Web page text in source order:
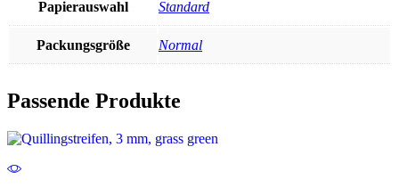
Papierauswahl Standard
Packungsgröße Normal
Passende Produkte